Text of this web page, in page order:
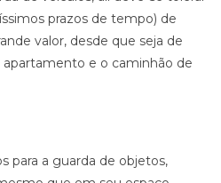
prazos de tempo) de
valor, desde que seja de
e o caminhão de
para a guarda de objetos,